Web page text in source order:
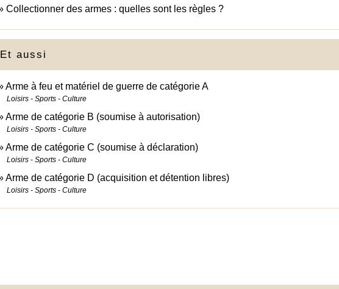
Collectionner des armes : quelles sont les règles ?
Et aussi
Arme à feu et matériel de guerre de catégorie A
Loisirs - Sports - Culture
Arme de catégorie B (soumise à autorisation)
Loisirs - Sports - Culture
Arme de catégorie C (soumise à déclaration)
Loisirs - Sports - Culture
Arme de catégorie D (acquisition et détention libres)
Loisirs - Sports - Culture